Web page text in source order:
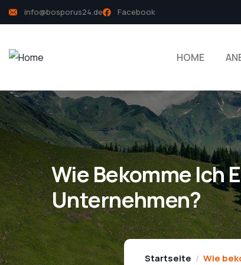
info@bosporus24.de Facebook
HOME
Wie Bekomme Ich
Unternehmen?
Startseite Wie